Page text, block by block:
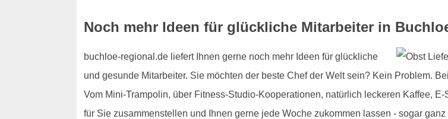
Noch mehr Ideen für glückliche Mitarbeiter in
buchloe-regional.de liefert Ihnen gerne noch mehr Ideen für glückliche
und gesunde Mitarbeiter. Sie möchten der beste Chef der Welt sein? Kein Problem.
Vom Mini-Trampolin, über Fitness-Studio-Kooperationen, natürlich leckeren Kaffee,
für Sie zusammenstellen und Ihnen gerne jede Woche zukommen lassen - sogar